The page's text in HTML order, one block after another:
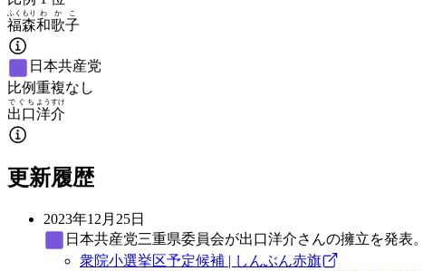
福森
ふくもり
和歌子
わかこ
日本共産党
比例重複なし
出口
でぐち
洋介
ようすけ
更新履歴
2023年12月25日
日本共産党三重県委員会が出口洋介さんの擁立を発表
衆院小選挙区予定候補 | しんぶん赤旗